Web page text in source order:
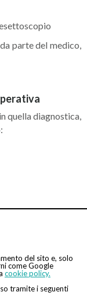
del sito e, solo
come Google
cookie policy.
tramite i seguenti
parte del medico,
quella diagnostica,